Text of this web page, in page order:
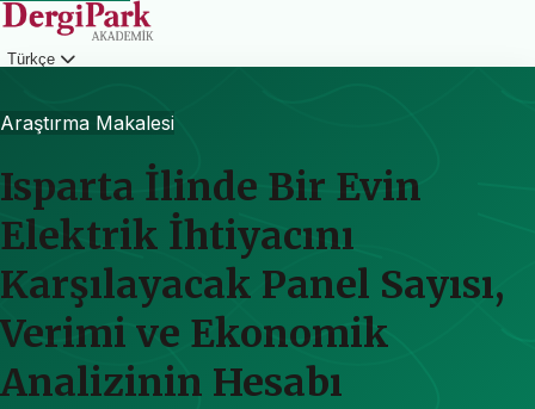
Türkçe
Araştırma Makalesi
Isparta İlinde Bir Evin
Elektrik İhtiyacını
Karşılayacak Panel Sayısı,
Verimi ve Ekonomik
Analizinin Hesabı